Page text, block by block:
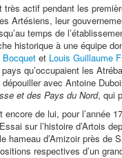
actif pendant les
Artésiens, leur
temps de
historique à une équipe
et Louis Guillaume
qu’occupaient les
avec Antoine
et des Pays du Nord, qui
encore de lui, pour l’année
sur l’histoire d’Artois
d’Amizoir près de
respectives d’un